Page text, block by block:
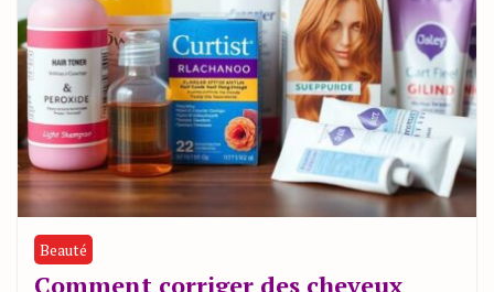
Beauté
Comment corriger des cheveux